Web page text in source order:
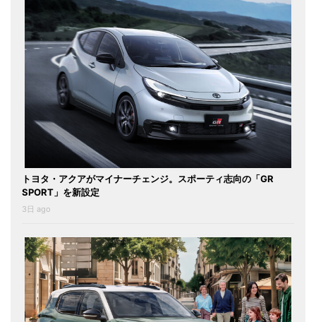
トヨタ・アクアがマイナーチェンジ。スポーティ志向の「GR
SPORT」を新設定
3日 ago